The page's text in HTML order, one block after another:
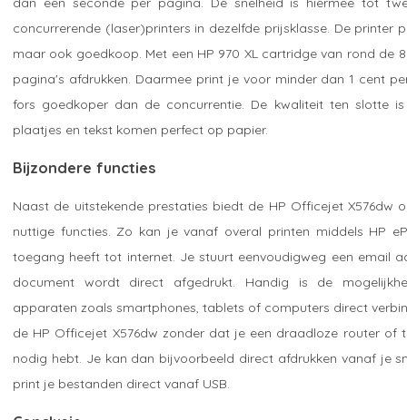
concurrerende (laser)printers in dezelfde prijsklasse. De printer
maar ook goedkoop. Met een HP 970 XL cartridge van rond de
pagina's afdrukken. Daarmee print je voor minder dan 1 cent
fors goedkoper dan de concurrentie. De kwaliteit ten slotte is
plaatjes en tekst komen perfect op papier.
Bijzondere functies
Naast de uitstekende prestaties biedt de HP Officejet X576dw
nuttige functies. Zo kan je vanaf overal printen middels HP
toegang heeft tot internet. Je stuurt eenvoudigweg een email
document wordt direct afgedrukt. Handig is de
apparaten zoals smartphones, tablets of computers direct
de HP Officejet X576dw zonder dat je een draadloze router of
nodig hebt. Je kan dan bijvoorbeeld direct afdrukken vanaf je
print je bestanden direct vanaf USB.